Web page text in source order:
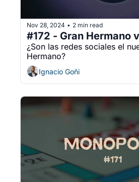
Nov 28, 2024 • 2 min read
¿Son las redes sociales el
Hermano?
Ignacio Goñi